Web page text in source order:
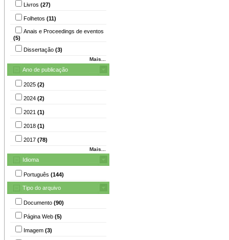
Livros (27)
Folhetos (11)
Anais e Proceedings de eventos
(5)
Dissertação (3)
Mais...
Ano de publicação
2025 (2)
2024 (2)
2021 (1)
2018 (1)
2017 (78)
Mais...
Idioma
Português (144)
Tipo do arquivo
Documento (90)
Página Web (5)
Imagem (3)